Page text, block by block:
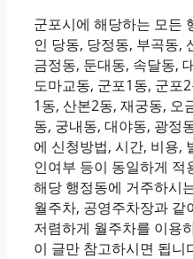
군포시에 해당하는 모든
인 당동, 당정동, 부곡동,
금정동, 둔대동, 속달동,
도마교동, 군포1동, 군포
1동, 산본2동, 재궁동, 오
동, 궁내동, 대야동, 광정
에 신청방법, 시간, 비용,
인여부 등이 동일하게 적
해당 행정동에 거주하시
월주차, 공영주차장과 같
저렴하게 월주차를 이용
이 글만 참고하시면 됩니